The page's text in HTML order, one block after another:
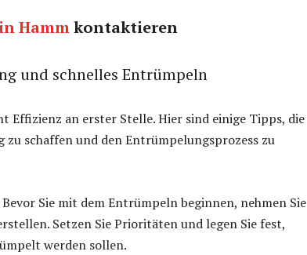
Hammkontaktieren
und schnelles Entrümpeln
Effizienz an erster Stelle. Hier sind einige Tipps, die
schaffen und den Entrümpelungsprozess zu
Bevor Sie mit dem Entrümpeln beginnen, nehmen Sie
Setzen Sie Prioritäten und legen Sie fest,
werden sollen.